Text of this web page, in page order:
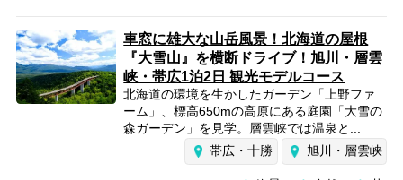
車窓に雄大な山岳風景！北海道の屋根
『大雪山』を横断ドライブ！旭川・層雲
峡・帯広1泊2日 観光モデルコース
北海道の環境を生かしたガーデン「上野ファ
ーム」、標高650mの高原にある庭園「大雪の
森ガーデン」を見学。層雲峡では温泉と...
帯広・十勝
旭川・層雲峡